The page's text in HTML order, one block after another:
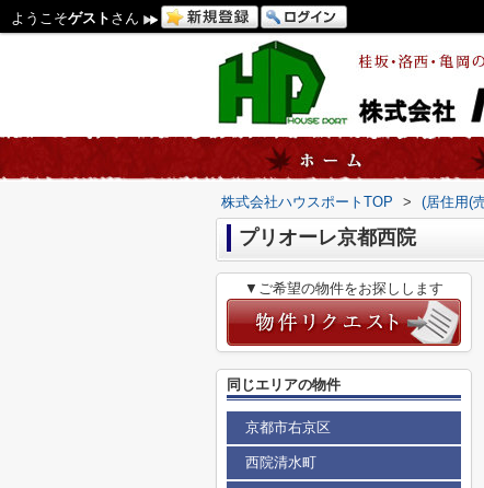
ようこそゲスト さん
株式会社ハウスポートTOP > (居住用(
プリオーレ京都西院
▼ご希望の物件をお探しします
同じエリアの物件
京都市右京区
西院清水町